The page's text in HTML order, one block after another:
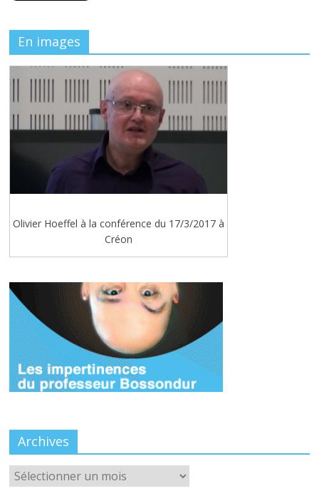
En images
Olivier Hoeffel à la conférence du 17/3/2017 à
Créon
Archives
Archives